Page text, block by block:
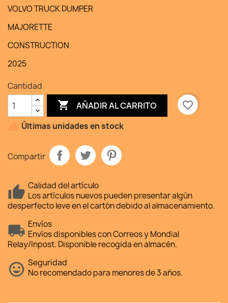
VOLVO TRUCK DUMPER
MAJORETTE
CONSTRUCTION
2025
Cantidad
 AÑADIR AL CARRITO
favorite_border
Últimas unidades en stock
Compartir
Calidad del artículo
Los artículos nuevos pueden presentar algún
desperfecto leve en el cartón debido al almacenamiento.
Envíos
Envíos disponibles con Correos y Mondial
Relay/Inpost. Disponible recogida en almacén.
Seguridad
No recomendado para menores de 3 años.